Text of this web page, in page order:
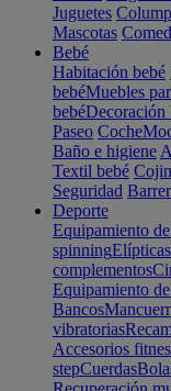
Juguetes
Mascotas
Bebé
Habitación bebé
bebéMuebles
bebéDecoración
Paseo Coche
Baño e higiene
Textil bebé
Seguridad
Deporte
Equipamiento
spinningElípticas
complementos
Equipamiento
Bancos
vibratorias
Accesorios
stepCuerdas